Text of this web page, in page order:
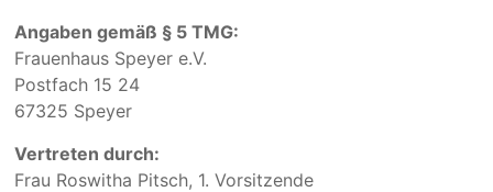
Angaben gemäß § 5 TMG:
Frauenhaus Speyer e.V.
Postfach 15 24
67325 Speyer
Vertreten durch:
Frau Roswitha Pitsch, 1. Vorsitzende